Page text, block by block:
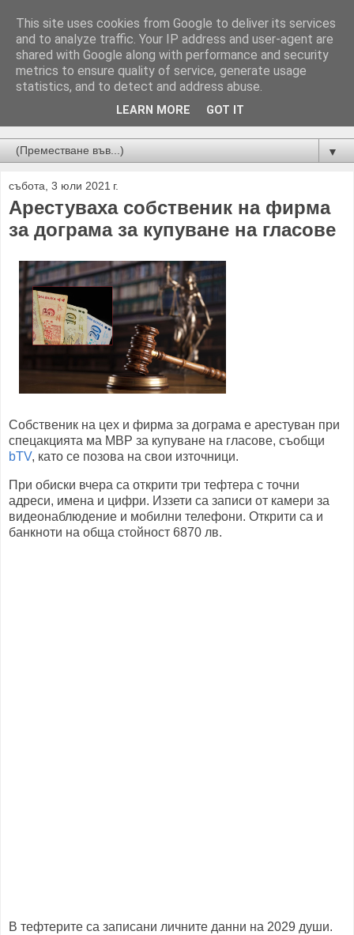
Новини от Бургас, страната и света!
▼
събота, 3 юли 2021 г.
Арестуваха собственик на фирма
за дограма за купуване на гласове
Собственик на цех и фирма за дограма е арестуван при
спецакцията ма МВР за купуване на гласове, съобщи
bTV, като се позова на свои източници.
При обиски вчера са открити три тефтера с точни
адреси, имена и цифри. Иззети са записи от камери за
видеонаблюдение и мобилни телефони. Открити са и
банкноти на обща стойност 6870 лв.
В тефтерите са записани личните данни на 2029 души.
This site uses cookies from Google to deliver its services
and to analyze traffic. Your IP address and user-agent are
shared with Google along with performance and security
metrics to ensure quality of service, generate usage
statistics, and to detect and address abuse.
LEARN MORE GOT IT